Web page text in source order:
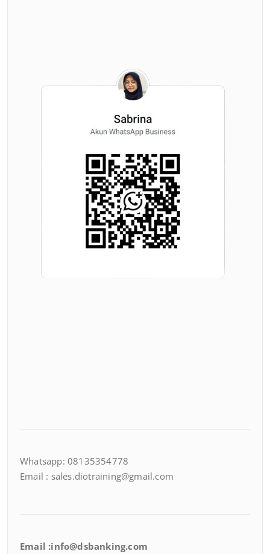
Whatsapp: 08135354778
Email : sales.diotraining@gmail.com
Email :info@dsbanking.com